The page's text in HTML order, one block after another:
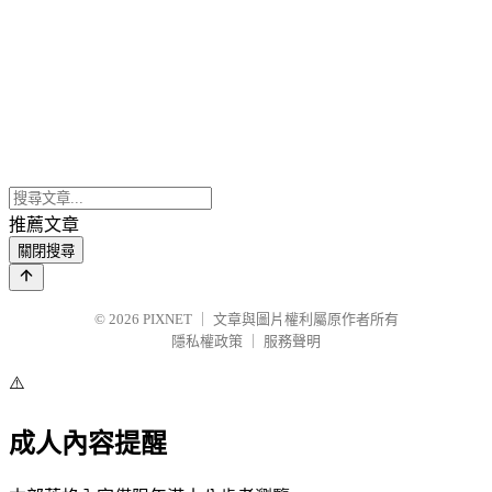
推薦文章
關閉搜尋
© 2026 PIXNET
文章與圖片權利屬原作者所有
隱私權政策
服務聲明
⚠️
成人內容提醒